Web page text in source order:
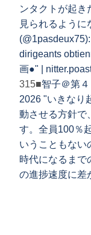
ンタクトが起き
見られるように
dirigeants
画●" |
315■智子＠第
2026 "いきなり
動させる方針で
す。全員100％
いうこともない
時代になるまで
の進捗速度に差